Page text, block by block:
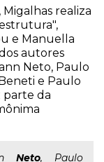
Migalhas realiza
e Manuella
autores
Neto, Paulo
e Paulo
parte da
Neto, Paulo